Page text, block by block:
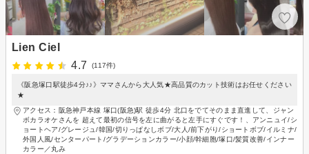
Lien Ciel
4.7
(117件)
《阪急塚口駅徒歩4分♪♪》ママさんから大人気★高品質のカット技術はお任せください
★
アクセス：阪急神戸本線 塚口(阪急)駅 徒歩4分 北口をでてそのまま直進して、ジャン
ボカラオケさんを 超えて最初の信号を左に曲がると左手にすぐです！、アンニュイ/シ
ョートヘア/グレージュ/韓国/切りっぱなしボブ/大人/前下がり/ショートボブ/イルミナ/
外国人風/センターパート/グラデーションカラー/小顔/幹細胞/塚口/髪質改善/インナー
カラー／丸み